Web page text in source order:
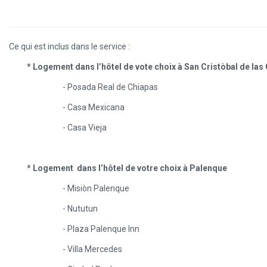
Ce qui est inclus dans le service :
* Logement dans l’hôtel de vote choix à San Cristòbal de las
- Posada Real de Chiapas
- Casa Mexicana
- Casa Vieja
* Logement dans l’hôtel de votre choix à Palenque
- Misiòn Palenque
- Nututun
- Plaza Palenque Inn
- Villa Mercedes